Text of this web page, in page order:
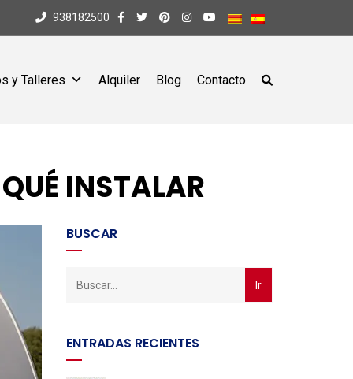
938182500
y Talleres Alquiler Blog Contacto
INSTALAR
BUSCAR
ENTRADAS RECIENTES